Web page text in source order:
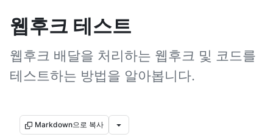
웹후크 테스트
웹후크 배달을 처리하는 웹후크 및 코드를
테스트하는 방법을 알아봅니다.
Markdown으로 복사